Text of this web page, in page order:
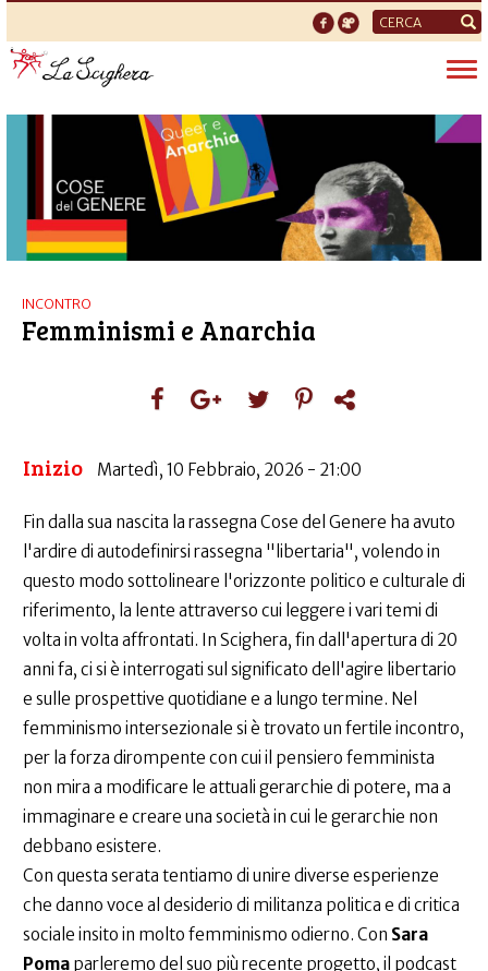
Form
di
ricerca
INCONTRO
Femminismi e Anarchia
Inizio Martedì, 10 Febbraio, 2026 - 21:00
Fin dalla sua nascita la rassegna Cose del Genere ha avuto
l'ardire di autodefinirsi rassegna "libertaria", volendo in
questo modo sottolineare l'orizzonte politico e culturale di
riferimento, la lente attraverso cui leggere i vari temi di
volta in volta affrontati. In Scighera, fin dall'apertura di 20
anni fa, ci si è interrogati sul significato dell'agire libertario
e sulle prospettive quotidiane e a lungo termine. Nel
femminismo intersezionale si è trovato un fertile incontro,
per la forza dirompente con cui il pensiero femminista
non mira a modificare le attuali gerarchie di potere, ma a
immaginare e creare una società in cui le gerarchie non
debbano esistere.
Con questa serata tentiamo di unire diverse esperienze
che danno voce al desiderio di militanza politica e di critica
sociale insito in molto femminismo odierno. Con Sara
Poma parleremo del suo più recente progetto, il podcast